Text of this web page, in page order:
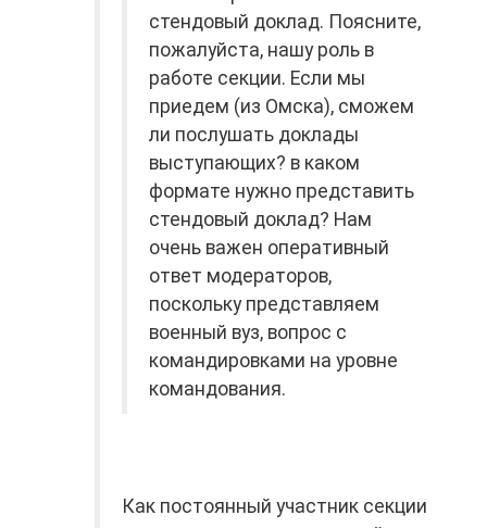
стендовый доклад. Поясните,
пожалуйста, нашу роль в
работе секции. Если мы
приедем (из Омска), сможем
ли послушать доклады
выступающих? в каком
формате нужно представить
стендовый доклад? Нам
очень важен оперативный
ответ модераторов,
поскольку представляем
военный вуз, вопрос с
командировками на уровне
командования.
Как постоянный участник секции